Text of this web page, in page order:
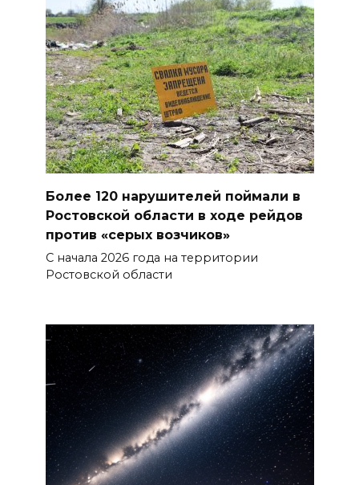
Более 120 нарушителей поймали в
Ростовской области в ходе рейдов
против «серых возчиков»
С начала 2026 года на территории
Ростовской области